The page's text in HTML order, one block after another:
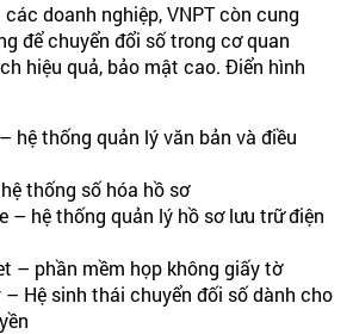
doanh nghiệp, VNPT còn cung
để chuyển đổi số trong cơ quan
hiệu quả, bảo mật cao. Điển hình
hệ thống quản lý văn bản và điều
thống số hóa hồ sơ
– hệ thống quản lý hồ sơ lưu trữ điện
– phần mềm họp không giấy tờ
– Hệ sinh thái chuyển đối số dành cho